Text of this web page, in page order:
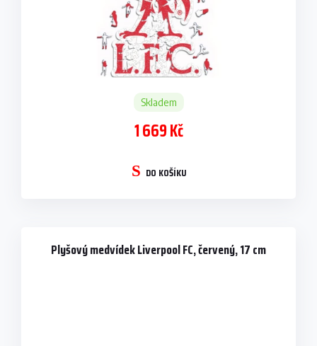
Skladem
1 669 Kč
DO KOŠÍKU
Plyšový medvídek Liverpool FC, červený, 17 cm